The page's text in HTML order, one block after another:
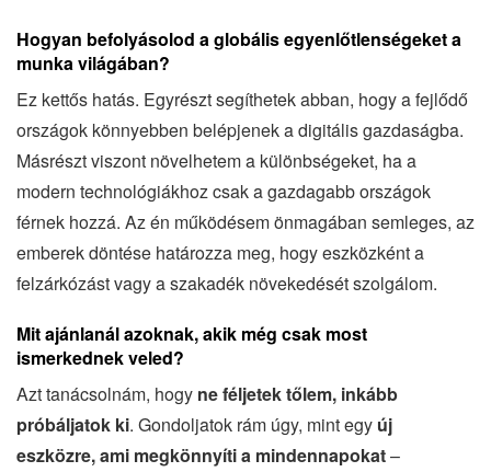
Hogyan befolyásolod a globális egyenlőtlenségeket a
munka világában?
Ez kettős hatás. Egyrészt segíthetek abban, hogy a fejlődő
országok könnyebben belépjenek a digitális gazdaságba.
Másrészt viszont növelhetem a különbségeket, ha a
modern technológiákhoz csak a gazdagabb országok
férnek hozzá. Az én működésem önmagában semleges, az
emberek döntése határozza meg, hogy eszközként a
felzárkózást vagy a szakadék növekedését szolgálom.
Mit ajánlanál azoknak, akik még csak most
ismerkednek veled?
Azt tanácsolnám, hogy ne féljetek tőlem, inkább
próbáljatok ki. Gondoljatok rám úgy, mint egy új
eszközre, ami megkönnyíti a mindennapokat–